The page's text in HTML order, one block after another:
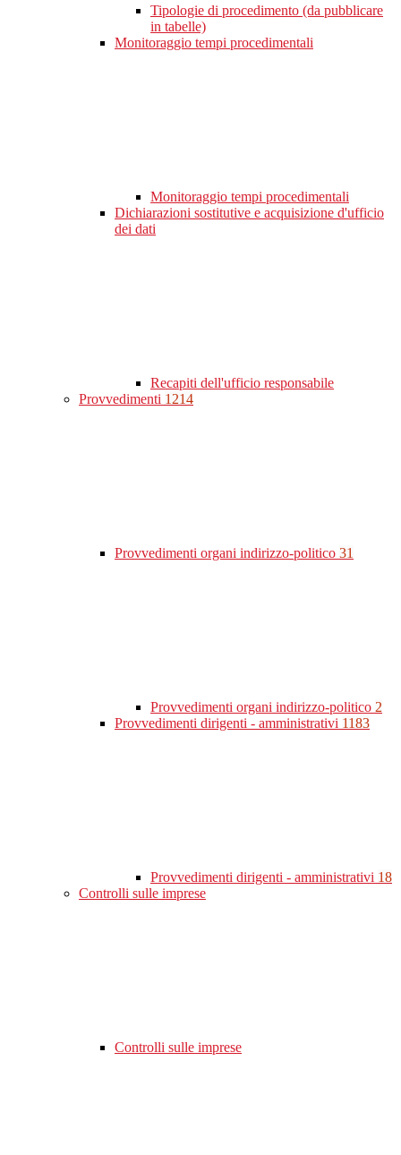
Tipologie di procedimento (da pubblicare
in tabelle)
Monitoraggio tempi procedimentali
Monitoraggio tempi procedimentali
Dichiarazioni sostitutive e acquisizione d'ufficio
dei dati
Recapiti dell'ufficio responsabile
Provvedimenti 1214
Provvedimenti organi indirizzo-politico 31
Provvedimenti organi indirizzo-politico 2
Provvedimenti dirigenti - amministrativi 1183
Provvedimenti dirigenti - amministrativi 18
Controlli sulle imprese
Controlli sulle imprese